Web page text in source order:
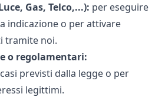
Gas, Telco,...): per eseguire
indicazione o per attivare
tramite noi.
o regolamentari:
previsti dalla legge o per
legittimi.